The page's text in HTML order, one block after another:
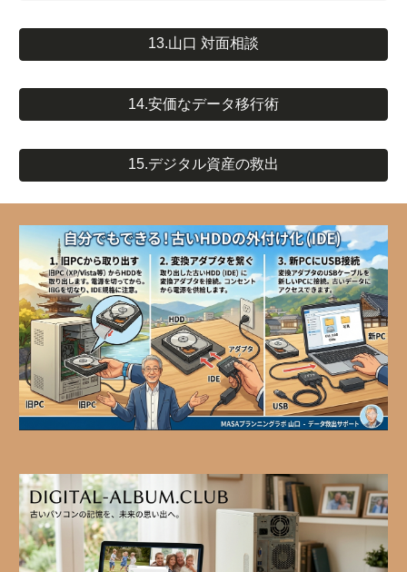
13.山口 対面相談
14.安価なデータ移行術
15.デジタル資産の救出